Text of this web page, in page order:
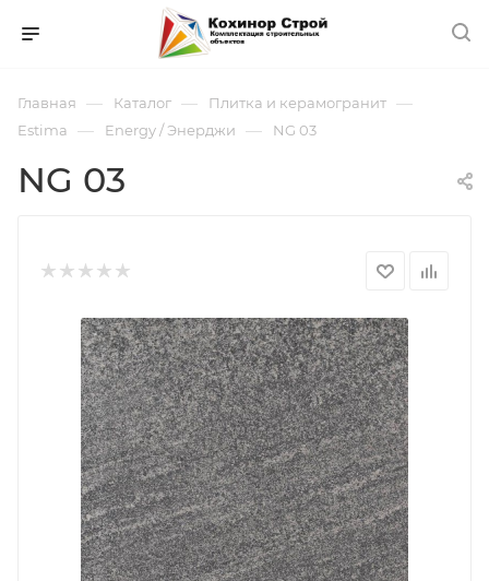
Главная — Каталог — Плитка и керамогранит —
Estima — Energy / Энерджи — NG 03
NG 03